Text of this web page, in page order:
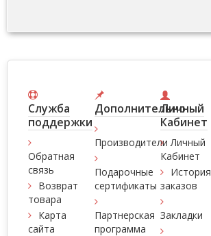
Служба
поддержки
Обратная
связь
Возврат
товара
Карта
сайта
Дополнительно
Производители
Подарочные
сертификаты
Партнерская
программа
Личный
Кабинет
Личный
Кабинет
История
заказов
Закладки